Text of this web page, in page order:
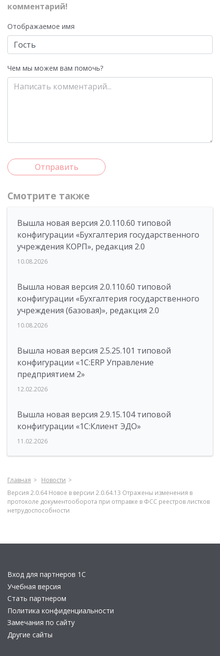
комментарий!
Отображаемое имя
Чем мы можем вам помочь?
Отправить
Смотрите также
Вышла новая версия 2.0.110.60 типовой
конфигурации «Бухгалтерия государственного
учреждения КОРП», редакция 2.0
10.08.2026
Вышла новая версия 2.0.110.60 типовой
конфигурации «Бухгалтерия государственного
учреждения (базовая)», редакция 2.0
10.08.2026
Вышла новая версия 2.5.25.101 типовой
конфигурации «1С:ERP Управление
предприятием 2»
12.02.2026
Вышла новая версия 2.9.15.104 типовой
конфигурации «1С:Клиент ЭДО»
11.02.2026
Главная
Новости
Версия 2.0.64 Новое в версии 2.0.64.13 Отражены изменения в
протоколе документооборота при отправке в ФСС реестров листков
нетрудоспособности
Вход для партнеров 1С
Учебная версия
Стать партнером
Политика конфиденциальности
Замечания по сайту
Другие сайты